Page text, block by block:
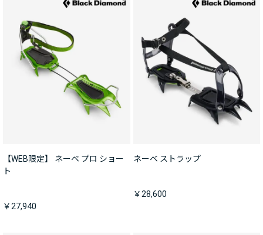
【WEB限定】 ネーベ プロ ショー
ト
￥27,940
ネーベ ストラップ
￥28,600